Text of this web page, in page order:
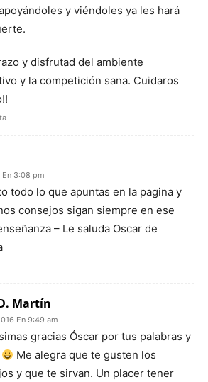
y viéndoles ya les hará
y disfrutad del ambiente
y la competición sana. Cuidaros
3:08 pm
todo lo que apuntas en la pagina y
consejos sigan siempre en ese
– Le saluda Oscar de
Martín
En 9:49 am
gracias Óscar por tus palabras y
Me alegra que te gusten los
y que te sirvan. Un placer tener